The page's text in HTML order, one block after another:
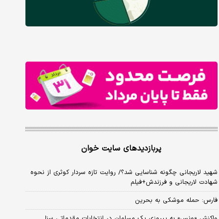
پربازدیدهای سایت خوان
شهید لاریجانی چگونه شناسایی شد؟/ روایت تازه سردار کوثری از نحوه
شهادت لاریجانی و فرزندش+فیلم
فارس: حمله موشکی به بحرین